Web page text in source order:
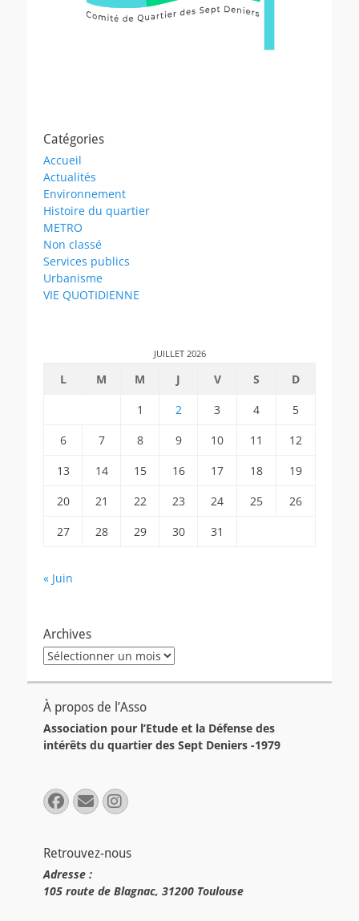
Catégories
Accueil
Actualités
Environnement
Histoire du quartier
METRO
Non classé
Services publics
Urbanisme
VIE QUOTIDIENNE
JUILLET 2026
L M M J V S
D
1
2 3 4
5
6
7 8 9 10 11
12
13
14 15 16 17 18
19
20
21 22 23 24 25
26
27
28 29 30 31
« Juin
Archives
Archives
À propos de l’Asso
Association pour l’Etude et la Défense des
intérêts du quartier des Sept Deniers -1979
Facebook
E-
mail
Instagram
Retrouvez-nous
Adresse :
105 route de Blagnac, 31200 Toulouse